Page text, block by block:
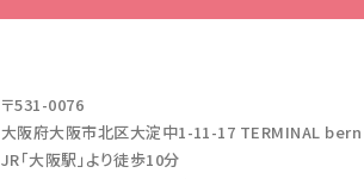
〒531-0076
大阪府大阪市北区大淀中1-11-17 TERMINAL bern
JR「大阪駅」より徒歩10分